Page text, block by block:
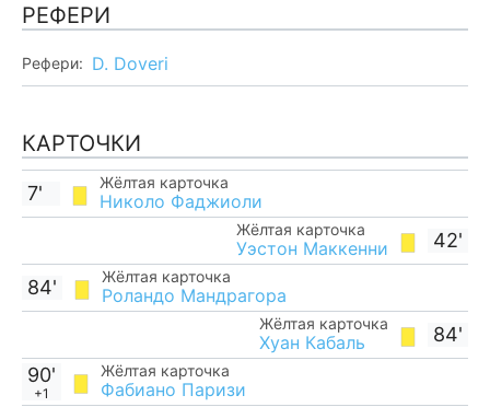
РЕФЕРИ
Рефери: D. Doveri
КАРТОЧКИ
Жёлтая карточка
Николо Фаджиоли
7'
42'
Жёлтая карточка
Уэстон Маккенни
Жёлтая карточка
Роландо Мандрагора
84'
84'
Жёлтая карточка
Хуан Кабаль
Жёлтая карточка
Фабиано Паризи
90'
+1